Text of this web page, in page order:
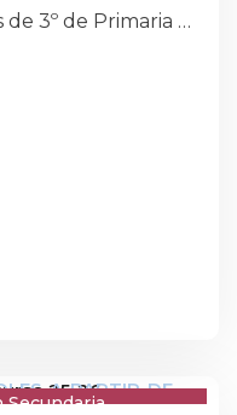
3º de Primaria a
Secundaria